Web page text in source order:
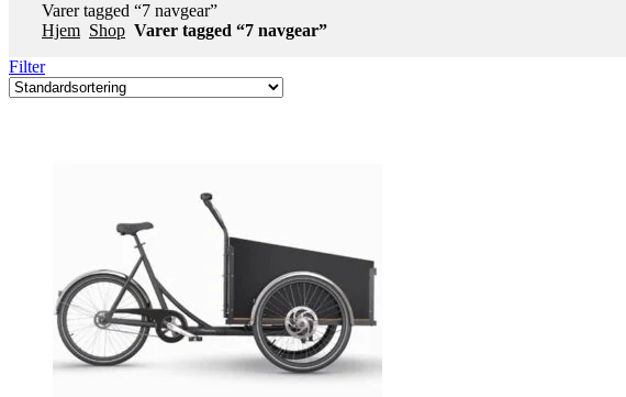
Varer tagged “7 navgear”
Hjem Shop Varer tagged “7 navgear”
Filter